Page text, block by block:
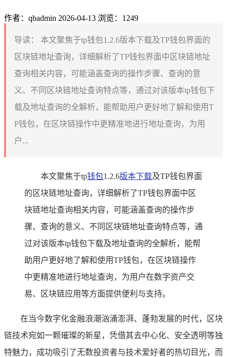
作者：qbadmin 2026-04-13 浏览：1249
导读：
本文聚焦于tp钱包1.2.6版本下载及TP钱包界面的
区块链地址查询，详细解析了TP钱包界面中区块链地址
查询相关内容，可能涵盖查询的操作步骤、查询的意
义、不同区块链地址查询特点等，通过对该版本tp钱包下
载及地址查询的全解析，能帮助用户更好地了解和使用T
P钱包，在区块链操作中更精准地进行地址查询，为用
户...
本文聚焦于tp钱包1.2.6版本下载及TP钱包界面
的区块链地址查询，详细解析了TP钱包界面中区
块链地址查询相关内容，可能涵盖查询的操作步
骤、查询的意义、不同区块链地址查询特点等，通
过对该版本tp钱包下载及地址查询的全解析，能帮
助用户更好地了解和使用TP钱包，在区块链操作
中更精准地进行地址查询，为用户在数字资产交
易、区块链应用等方面提供便利与支持。
在当今数字化金融浪潮汹涌澎湃、蓬勃发展的时代，区块
链技术宛如一颗璀璨的新星，凭借其去中心化、安全透明等独
特魅力，成功吸引了无数投资者与技术爱好者的热切目光，而